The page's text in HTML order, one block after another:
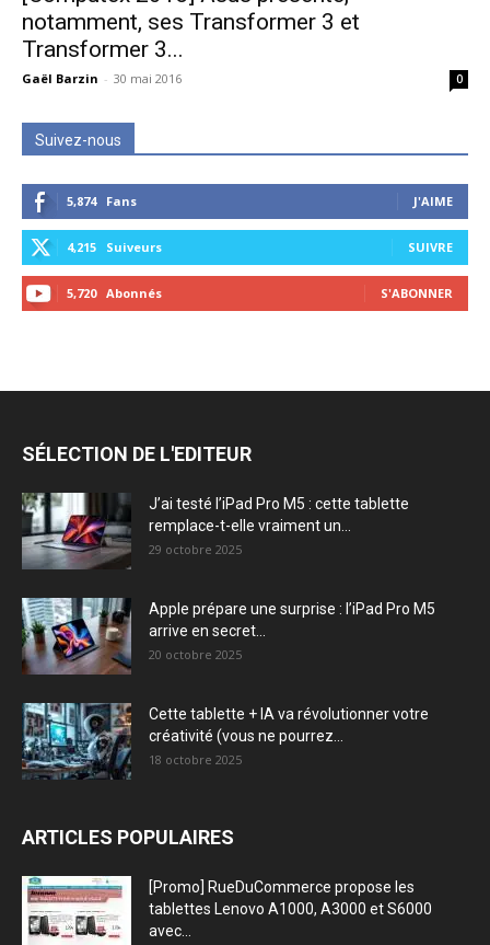
notamment, ses Transformer 3 et
Transformer 3...
Gaël Barzin - 30 mai 2016 0
Suivez-nous
5,874 Fans J'AIME
4,215 Suiveurs SUIVRE
5,720 Abonnés S'ABONNER
SÉLECTION DE L'EDITEUR
J’ai testé l’iPad Pro M5 : cette tablette
remplace-t-elle vraiment un...
29 octobre 2025
Apple prépare une surprise : l’iPad Pro M5
arrive en secret...
20 octobre 2025
Cette tablette + IA va révolutionner votre
créativité (vous ne pourrez...
18 octobre 2025
ARTICLES POPULAIRES
[Promo] RueDuCommerce propose les
tablettes Lenovo A1000, A3000 et S6000
avec...